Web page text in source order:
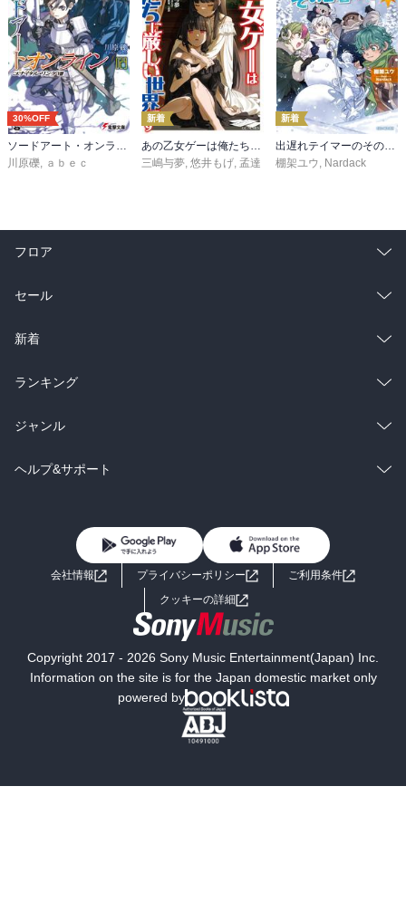
30%OFF
ソードアート・オンライン29 ユナイタル・リングVIII
川原礫, ａｂｅｃ
新着
あの乙女ゲーは俺たちに厳しい世界です 6
三嶋与夢, 悠井もげ, 孟達
新着
出遅れテイマーのその日暮らし 16
棚架ユウ, Nardack
フロア
総合
ラノベ
雑誌・グラビア
BL・TL
セール
総合
ラノベ
雑誌・グラビア
BL・TL
新着
総合
ラノベ
雑誌・グラビア
ランキング
総合
ラノベ
ジャンル
コミック
ライトノベル 男子向けラノベ
小説
海外小説
ミステリー SF
文学
ヘルプ&サポート
よくあるご質問 お問い合わせ
会社情報 プライバシーポリシー
ご利用条件
クッキーの詳細
Copyright 2017 - 2026 Sony Music Entertainment(Japan) Inc.
Information on the site is for the Japan domestic market only
powered by